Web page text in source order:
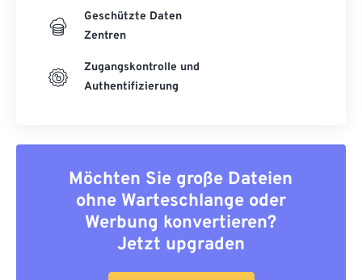
Geschützte Daten
Zentren
Zugangskontrolle und
Authentifizierung
Möchten Sie große Dateien
ohne Warteschlange oder
Werbung konvertieren?
Jetzt upgraden